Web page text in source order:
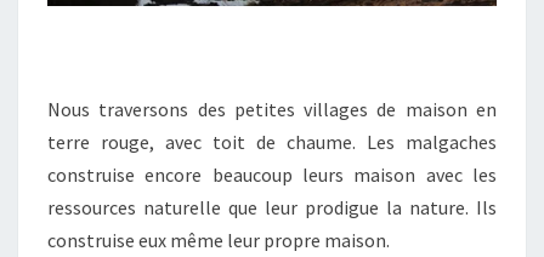
Nous traversons des petites villages de maison en
terre rouge, avec toit de chaume. Les malgaches
construise encore beaucoup leurs maison avec les
ressources naturelle que leur prodigue la nature. Ils
construise eux même leur propre maison.